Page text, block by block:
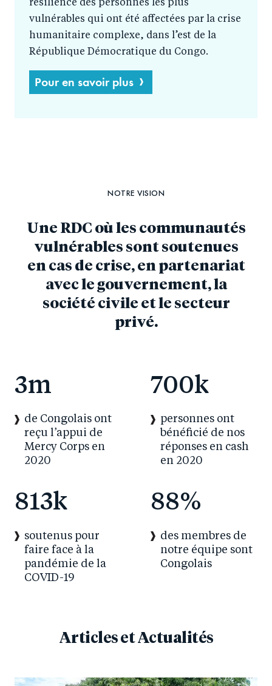
résilience des personnes les plus
vulnérables qui ont été affectées par la crise
humanitaire complexe, dans l’est de la
République Démocratique du Congo.
Pour en savoir plus
NOTRE VISION
Une RDC où les communautés
vulnérables sont soutenues
en cas de crise, en partenariat
avec le gouvernement, la
société civile et le secteur
privé.
3m
de Congolais ont
reçu l’appui de
Mercy Corps en
2020
700k
personnes ont
bénéficié de nos
réponses en cash
en 2020
813k
soutenus pour
faire face à la
pandémie de la
COVID-19
88%
des membres de
notre équipe sont
Congolais
Articles et Actualités